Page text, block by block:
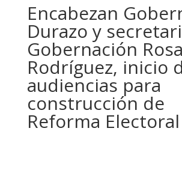
Encabezan
Durazo y
Gobernación
Rodríguez, inicio
audiencias para
construcción de
Reforma Electoral